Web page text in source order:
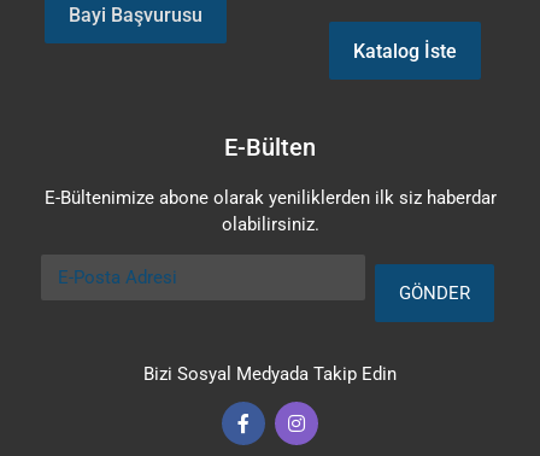
Bayi Başvurusu
Katalog İste
E-Bülten
E-Bültenimize abone olarak yeniliklerden ilk siz haberdar
olabilirsiniz.
E-Posta Adresi
GÖNDER
Bizi Sosyal Medyada Takip Edin